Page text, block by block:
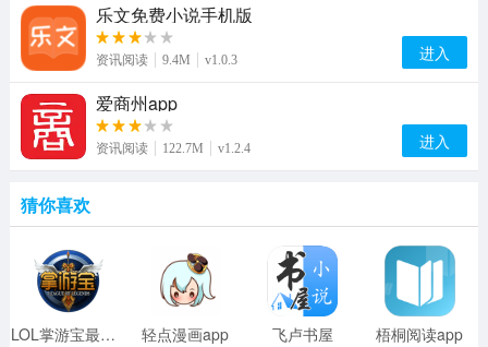
乐文免费小说手机版
资讯阅读 9.4M v1.0.3 进入
爱商州app
资讯阅读 122.7M v1.2.4 进入
猜你喜欢
LOL掌游宝最新版本
轻点漫画app
飞卢书屋
梧桐阅读app